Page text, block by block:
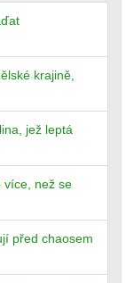
krajině,
jež leptá
více, než se
před chaosem